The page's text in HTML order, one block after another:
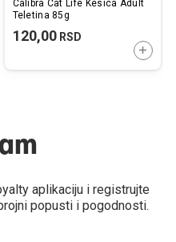
U KORPU
Calibra Cat Life Kesica Adult
Teletina 85g
120,00RSD
aplikaciju i registrujte
popusti i pogodnosti.